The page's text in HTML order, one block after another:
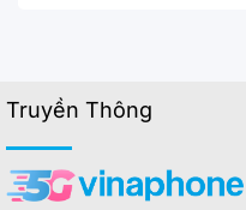
Truyền Thông